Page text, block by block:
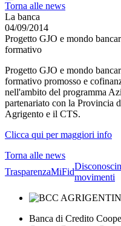
Torna alle news
La banca
04/09/2014
Progetto GJO e mondo
formativo
Progetto GJO e mondo
formativo promosso e
nell'ambito del programma
partenariato con la Provincia
Agrigento e il CTS.
Clicca qui per maggiori info
Torna alle news
TrasparenzaMiFid
movimenti
Banca di Credito